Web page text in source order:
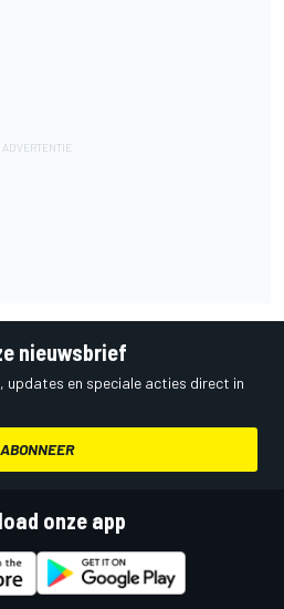
nieuwsbrief
updates en speciale acties direct in
ABONNEER
onze app